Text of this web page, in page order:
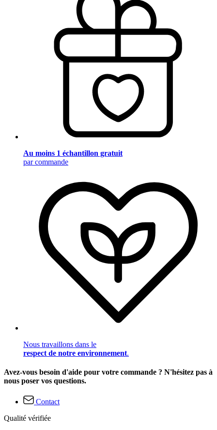
Au moins 1 échantillon gratuit
par commande
Nous travaillons dans le
respect de notre environnement.
Avez-vous besoin d'aide pour votre commande ? N'hésitez pas à
nous poser vos questions.
Contact
Qualité vérifiée